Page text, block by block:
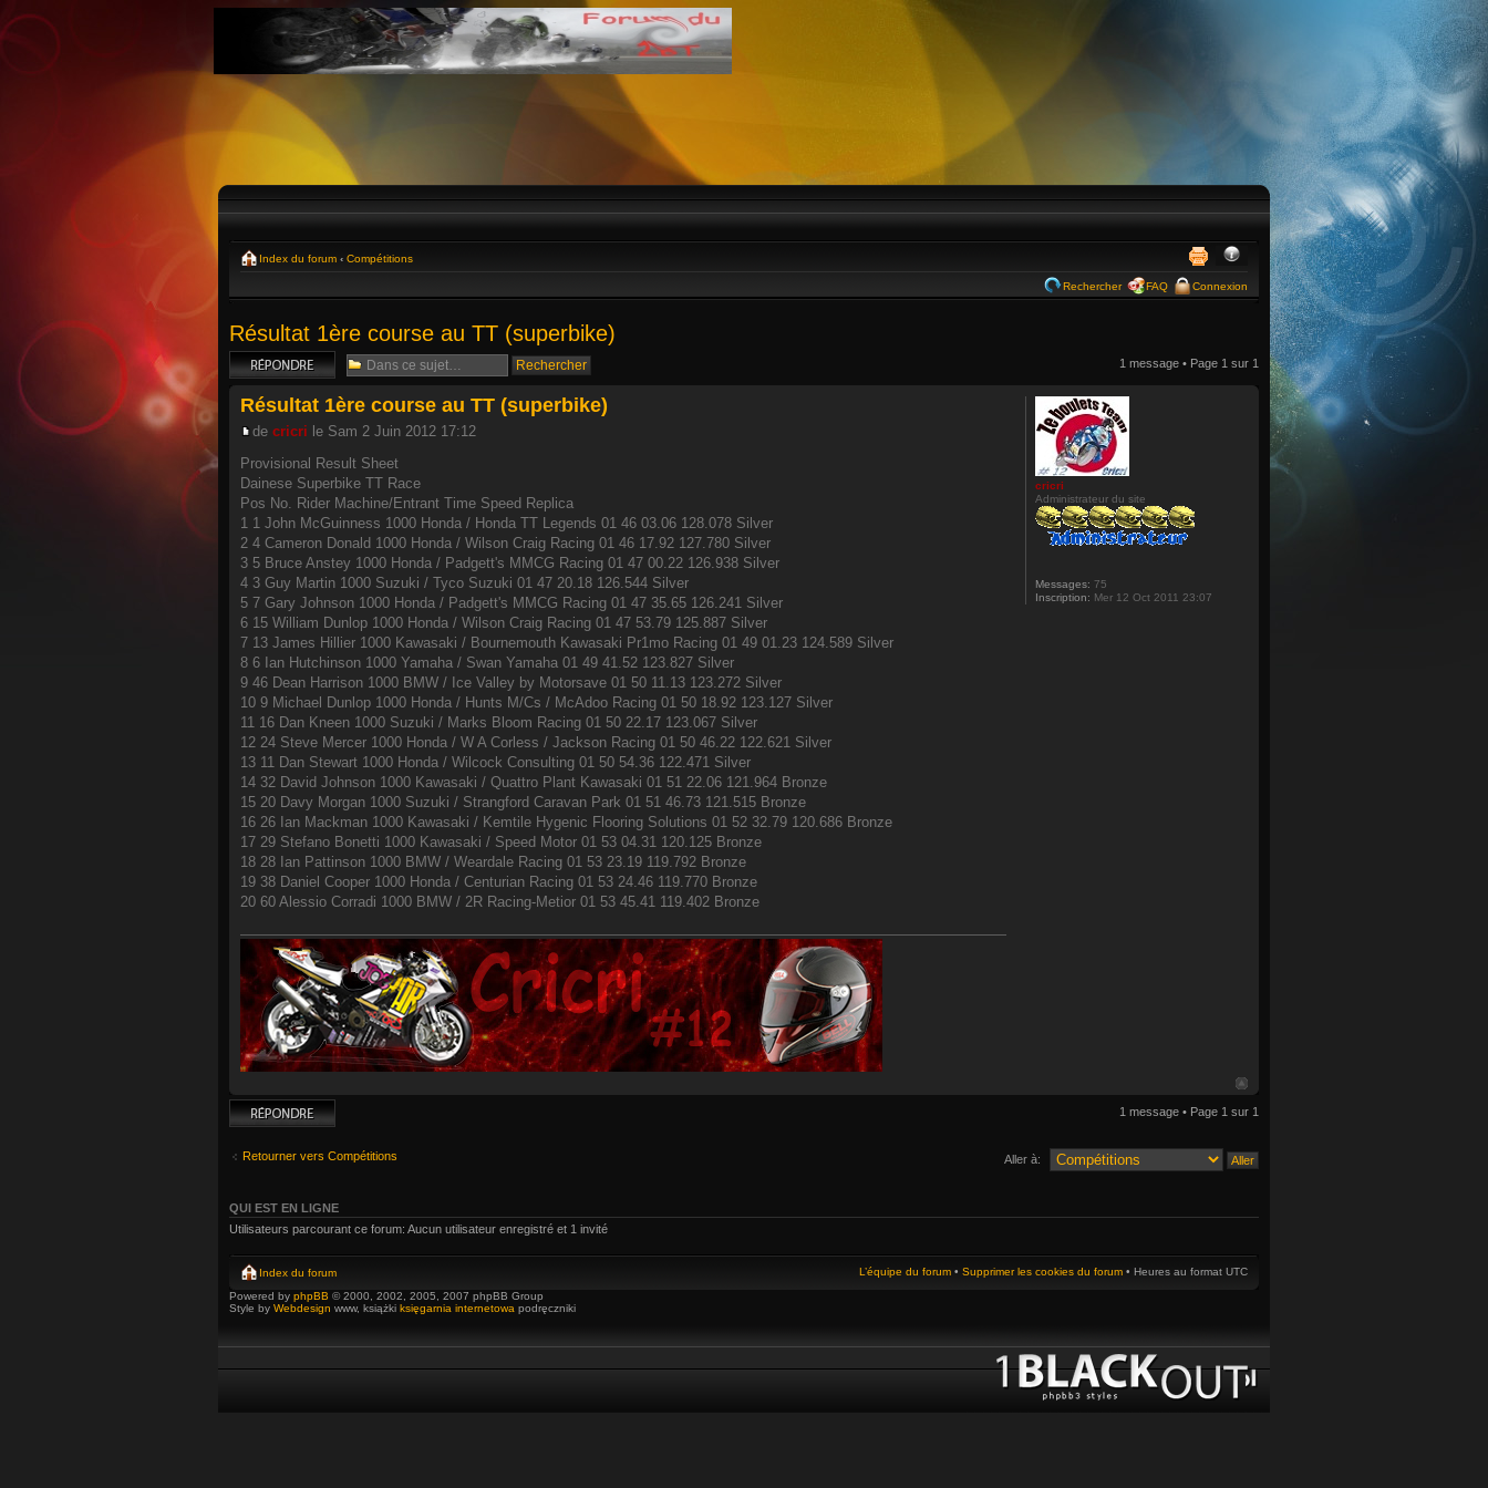
Index du forum ‹ Compétitions
Rechercher FAQ Connexion
Résultat 1ère course au TT (superbike)
Répondre 1 message • Page 1 sur 1
Résultat 1ère course au TT (superbike)
de cricri le Sam 2 Juin 2012 17:12
Provisional Result Sheet
Dainese Superbike TT Race
Pos No. Rider Machine/Entrant Time Speed Replica
1 1 John McGuinness 1000 Honda / Honda TT Legends 01 46 03.06 128.078 Silver
2 4 Cameron Donald 1000 Honda / Wilson Craig Racing 01 46 17.92 127.780 Silver
3 5 Bruce Anstey 1000 Honda / Padgett's MMCG Racing 01 47 00.22 126.938 Silver
4 3 Guy Martin 1000 Suzuki / Tyco Suzuki 01 47 20.18 126.544 Silver
5 7 Gary Johnson 1000 Honda / Padgett's MMCG Racing 01 47 35.65 126.241 Silver
6 15 William Dunlop 1000 Honda / Wilson Craig Racing 01 47 53.79 125.887 Silver
7 13 James Hillier 1000 Kawasaki / Bournemouth Kawasaki Pr1mo Racing 01 49 01.23 124.589 Silver
8 6 Ian Hutchinson 1000 Yamaha / Swan Yamaha 01 49 41.52 123.827 Silver
9 46 Dean Harrison 1000 BMW / Ice Valley by Motorsave 01 50 11.13 123.272 Silver
10 9 Michael Dunlop 1000 Honda / Hunts M/Cs / McAdoo Racing 01 50 18.92 123.127 Silver
11 16 Dan Kneen 1000 Suzuki / Marks Bloom Racing 01 50 22.17 123.067 Silver
12 24 Steve Mercer 1000 Honda / W A Corless / Jackson Racing 01 50 46.22 122.621 Silver
13 11 Dan Stewart 1000 Honda / Wilcock Consulting 01 50 54.36 122.471 Silver
14 32 David Johnson 1000 Kawasaki / Quattro Plant Kawasaki 01 51 22.06 121.964 Bronze
15 20 Davy Morgan 1000 Suzuki / Strangford Caravan Park 01 51 46.73 121.515 Bronze
16 26 Ian Mackman 1000 Kawasaki / Kemtile Hygenic Flooring Solutions 01 52 32.79 120.686 Bronze
17 29 Stefano Bonetti 1000 Kawasaki / Speed Motor 01 53 04.31 120.125 Bronze
18 28 Ian Pattinson 1000 BMW / Weardale Racing 01 53 23.19 119.792 Bronze
19 38 Daniel Cooper 1000 Honda / Centurian Racing 01 53 24.46 119.770 Bronze
20 60 Alessio Corradi 1000 BMW / 2R Racing-Metior 01 53 45.41 119.402 Bronze
cricri
Administrateur du site
Messages: 75
Inscription: Mer 12 Oct 2011 23:07
Répondre 1 message • Page 1 sur 1
Retourner vers Compétitions Aller à:
QUI EST EN LIGNE
Utilisateurs parcourant ce forum: Aucun utilisateur enregistré et 1 invité
Index du forum L’équipe du forum • Supprimer les cookies du forum • Heures au format UTC
Powered by phpBB © 2000, 2002, 2005, 2007 phpBB Group
Style by Webdesign www, książki księgarnia internetowa podręczniki